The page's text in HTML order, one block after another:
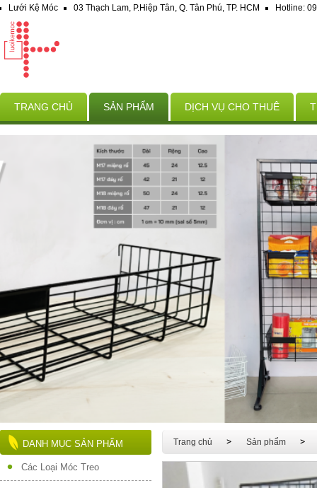
Lưới Kệ Móc 03 Thạch Lam, P.Hiệp Tân, Q. Tân Phú, TP. HCM Hotline:
TRANG CHỦ SẢN PHẨM DỊCH VỤ CHO THUÊ
DANH MỤC SẢN PHẨM
Các Loại Móc Treo
Trang chủ Sản phẩm